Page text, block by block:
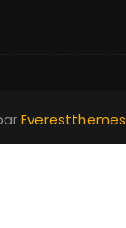
Everestthemes